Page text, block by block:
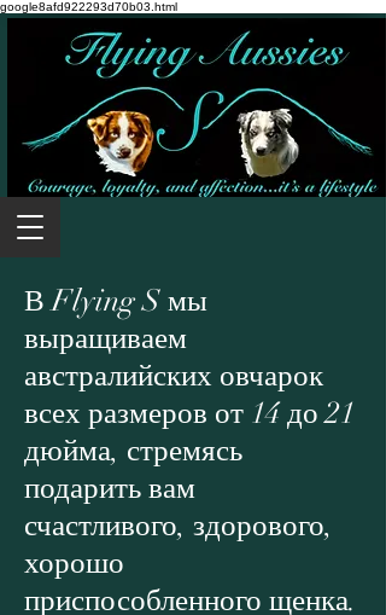
google8afd922293d70b03.html
В Flying S мы
выращиваем
австралийских овчарок
всех размеров от 14 до 21
дюйма, стремясь
подарить вам
счастливого, здорового,
хорошо
приспособленного щенка.